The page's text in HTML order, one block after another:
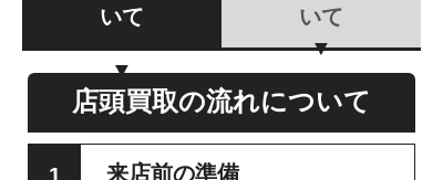
いて
いて
店頭買取の流れについて
来店前の準備